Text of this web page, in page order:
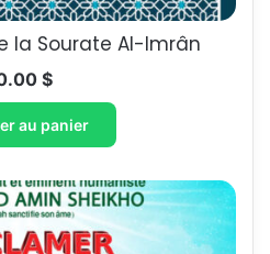
la Sourate Al-Imrân
$
au panier